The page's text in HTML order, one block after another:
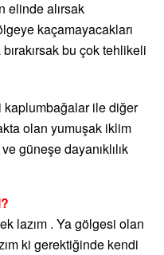
elinde alırsak
kaçamayacakları
bu çok tehlikeli
kaplumbağalar ile diğer
olan yumuşak iklim
güneşe dayanıklılık
lazım . Ya gölgesi olan
ki gerektiğinde kendi